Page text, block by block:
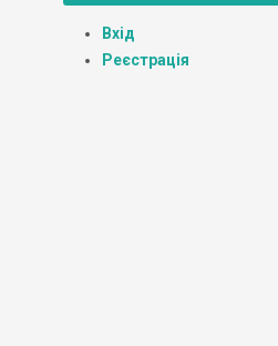
Вхід
Реєстрація